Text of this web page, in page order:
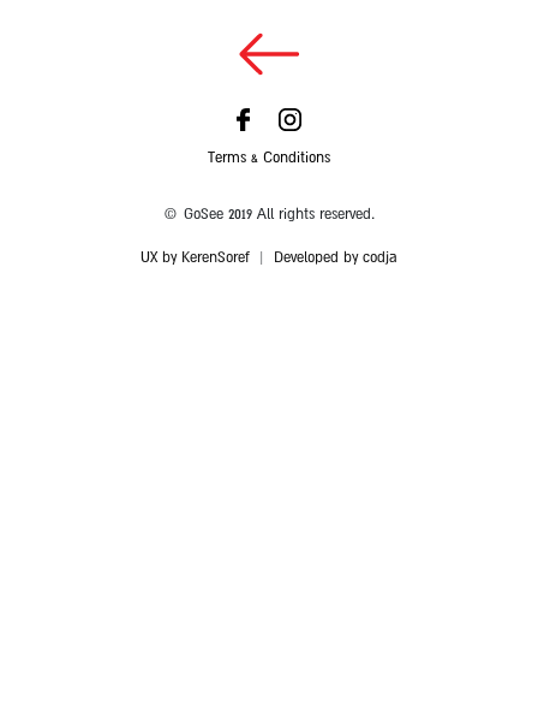
Terms & Conditions
© GoSee 2019 All rights reserved.
UX by KerenSoref Developed by codja